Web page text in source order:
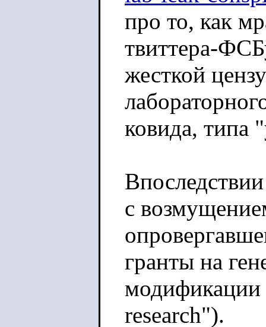
про то, как
твиттера-
жесткой
ковида, типа
с
гранты на
research").